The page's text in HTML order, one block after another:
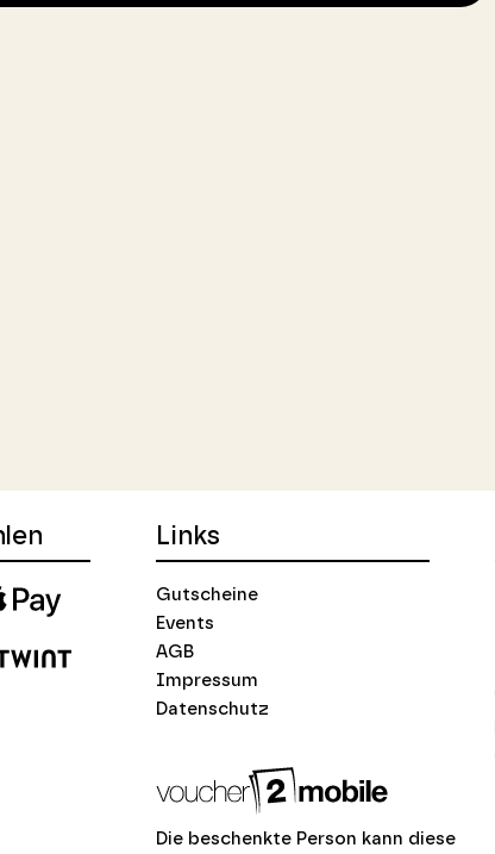
Links
Gutscheine
Events
AGB
Impressum
Datenschutz
Die beschenkte Person kann diese